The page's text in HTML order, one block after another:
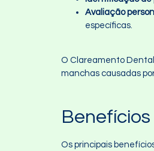
Avaliação
específicas.
O Clareamento
manchas causadas
Os principais